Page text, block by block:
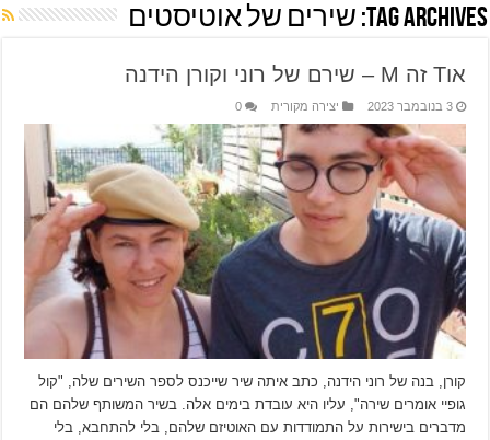
Tag Archives: שירים של אוטיסטים
אוT זה M – שירם של רוני וקורן הידנה
3 בנובמבר 2023 יצירה מקורית 0
קורן, בנה של רוני הידנה, כתב איתה שיר שייכנס לספר השירים שלה, "קול
גופיי אומרים שירה", עליו היא עובדת בימים אלה. בשיר המשותף שלהם הם
מדברים בישירות על התמודדות עם האוטיזם שלהם, בלי להתחבא, בלי